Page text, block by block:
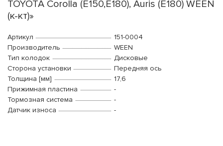
TOYOTA Corolla (E150,E180), Auris (E180) WEEN
(к-кт)»
Артикул
151-0004
Производитель
WEEN
Тип колодок
Дисковые
Сторона установки
Передняя ось
Толщина [мм]
17,6
Прижимная пластина
-
Тормозная система
-
Датчик износа
-